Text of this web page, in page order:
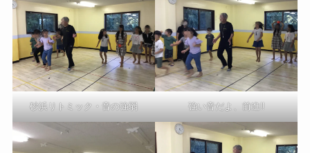
砂浜リトミック・音の強弱 強い音だよ、前進‼︎